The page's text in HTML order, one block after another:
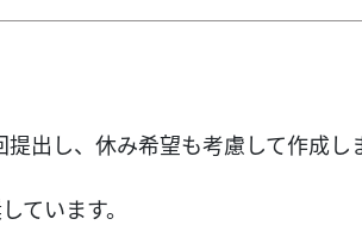
出し、休み希望も考慮して作成
ています。